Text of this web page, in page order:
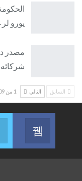
يورو
مصدر
شركائه
السابق التالي 1 من 209